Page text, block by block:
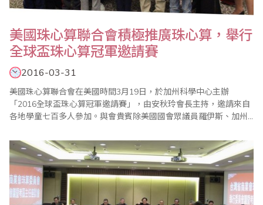
美國珠心算聯合會積極推廣珠心算，舉行
全球盃珠心算冠軍邀請賽
2016-03-31
美國珠心算聯合會在美國時間3月19日，於加州科學中心主辦
「2016全球盃珠心算冠軍邀請賽」，由安秋玲會長主持，邀請來自
各地學童七百多人參加。與會貴賓除美國國會眾議員羅伊斯、加州
焰伉儷、印尼林建中會長伉儷等多人。 此次比賽結合推廣科學教育
基礎理念，讓人留下深刻印象；活動中「快閃心算表演賽」成功的
將比賽帶入最高潮，並於頒獎典禮前進行PK賽..